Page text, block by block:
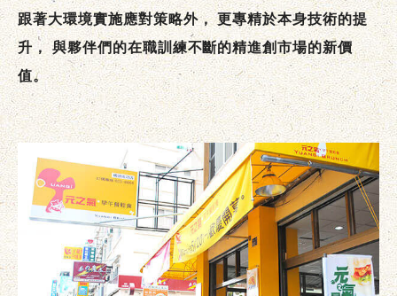
跟著大環境實施應對策略外， 更專精於本身技術的提
升， 與夥伴們的在職訓練不斷的精進創市場的新價
值。